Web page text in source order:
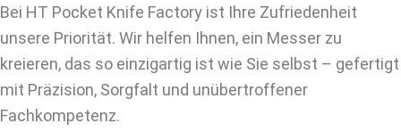
Bei HT Pocket Knife Factory ist Ihre Zufriedenheit
unsere Priorität. Wir helfen Ihnen, ein Messer zu
kreieren, das so einzigartig ist wie Sie selbst – gefertigt
mit Präzision, Sorgfalt und unübertroffener
Fachkompetenz.